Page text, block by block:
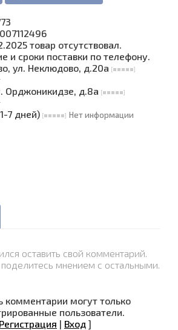
товар отсутствовал.
и сроки поставки по телефону.
ул. Неклюдово, д.20а
Орджоникидзе, д.8а
7 дней) Нет информации
оставить свой комментарий.
мнением с остальными.
комментарии могут только
пользователи.
Регистрация | Вход ]